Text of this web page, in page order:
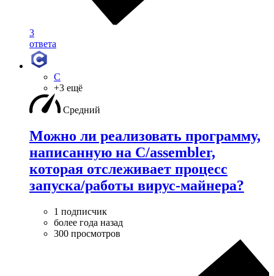
3
ответа
C
+3 ещё
Средний
Можно ли реализовать программу,
написанную на C/assembler,
которая отслеживает процесс
запуска/работы вирус-майнера?
1 подписчик
более года назад
300 просмотров